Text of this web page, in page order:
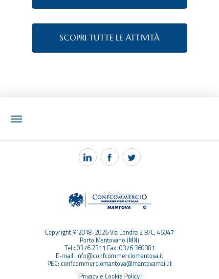
SCOPRI TUTTE LE ATTIVITÀ
NOTIZIE
PEC MANTOVA MAIL
Copyright © 2018-2026 Via Londra 2 B/C, 46047
Porto Mantovano (MN)
Tel.: 0376 2311 Fax: 0376 360381
E-mail: info@confcommerciomantova.it
PEC: confcommerciomantova@mantovamail.it
[Privacy e Cookie Policy]